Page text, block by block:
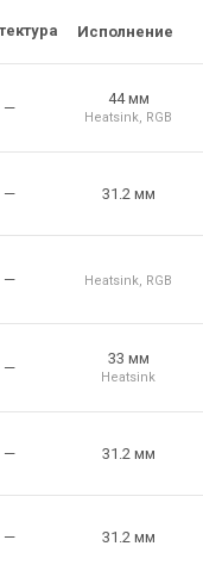
Исполнение
—
44 мм
Heatsink, RGB
— 31.2 мм
— Heatsink, RGB
—
33 мм
Heatsink
— 31.2 мм
— 31.2 мм